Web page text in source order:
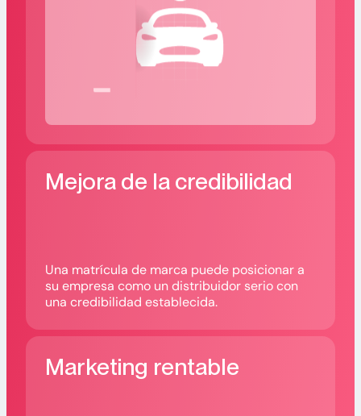
Mejora de la credibilidad
Una matrícula de marca puede posicionar a
su empresa como un distribuidor serio con
una credibilidad establecida.
Marketing rentable